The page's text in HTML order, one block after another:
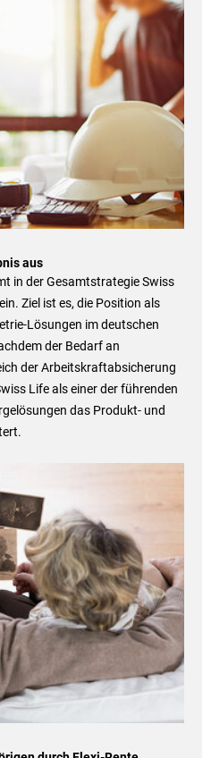
aus
in der Gesamtstrategie Swiss
Ziel ist es, die Position als
Lösungen im deutschen
der Bedarf an
der Arbeitskraftabsicherung
Life als einer der führenden
das Produkt- und